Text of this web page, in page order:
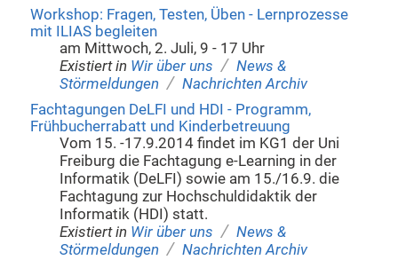
Workshop: Fragen, Testen, Üben - Lernprozesse
mit ILIAS begleiten
am Mittwoch, 2. Juli, 9 - 17 Uhr
Existiert in Wir über uns / News &
Störmeldungen / Nachrichten Archiv
Fachtagungen DeLFI und HDI - Programm,
Frühbucherrabatt und Kinderbetreuung
Vom 15. -17.9.2014 findet im KG1 der Uni
Freiburg die Fachtagung e-Learning in der
Informatik (DeLFI) sowie am 15./16.9. die
Fachtagung zur Hochschuldidaktik der
Informatik (HDI) statt.
Existiert in Wir über uns / News &
Störmeldungen / Nachrichten Archiv